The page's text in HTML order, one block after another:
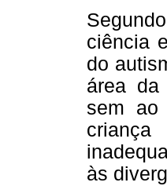
ciência
do
área da
sem ao
às